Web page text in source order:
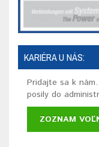
KARIÉRA U NÁS:
Pridajte sa k
posily do
ZOZNAM